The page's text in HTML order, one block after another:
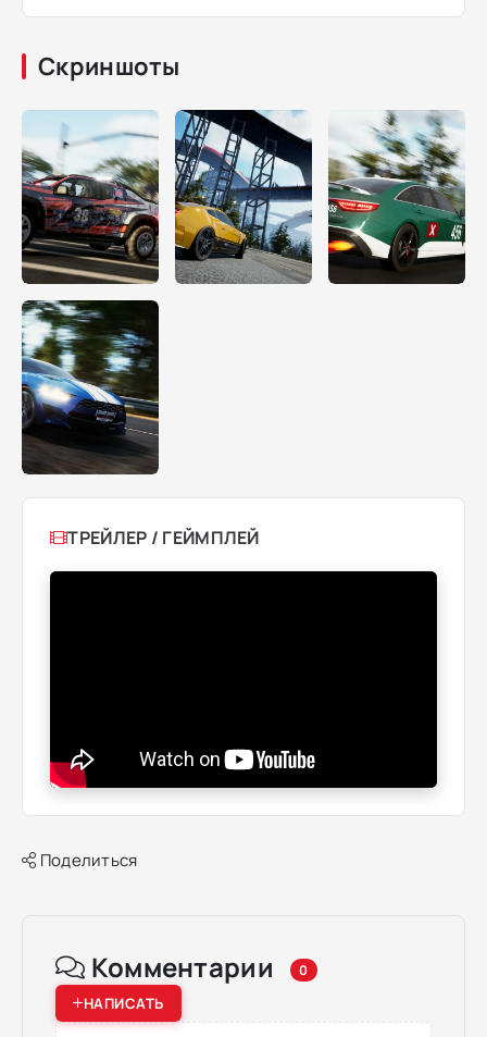
Скриншоты
ТРЕЙЛЕР / ГЕЙМПЛЕЙ
Поделиться
Комментарии 0
НАПИСАТЬ